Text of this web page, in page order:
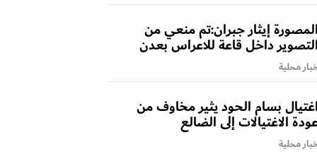
المصورة إيثار جبران:تم منعي من
التصوير داخل قاعة للاعراس بعدن
محلية
اغتيال بسام الحود يثير مخاوف من
الاغتيالات إلى الضالع
محلية